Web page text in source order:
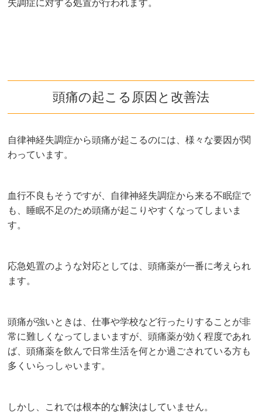
失調症に対する処置が行われます。
頭痛の起こる原因と改善法
自律神経失調症から頭痛が起こるのには、様々な要因が関
わっています。
血行不良もそうですが、自律神経失調症から来る不眠症で
も、睡眠不足のため頭痛が起こりやすくなってしまいま
す。
応急処置のような対応としては、頭痛薬が一番に考えられ
ます。
頭痛が強いときは、仕事や学校など行ったりすることが非
常に難しくなってしまいますが、頭痛薬が効く程度であれ
ば、頭痛薬を飲んで日常生活を何とか過ごされている方も
多くいらっしゃいます。
しかし、これでは根本的な解決はしていません。